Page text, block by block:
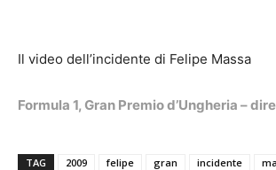
Il video dell’incidente di Felipe Massa
Formula 1, Gran Premio d’Ungheria –
TAG 2009 felipe gran incidente